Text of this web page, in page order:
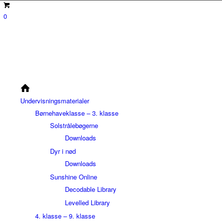
0
Undervisningsmaterialer
Børnehaveklasse – 3. klasse
Solstrålebøgerne
Downloads
Dyr i nød
Downloads
Sunshine Online
Decodable Library
Levelled Library
4. klasse – 9. klasse